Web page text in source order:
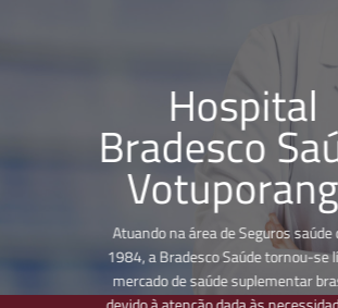
Hospital
Bradesco
Atuando na área de Seguros saúde
1984, a Bradesco Saúde tornou-se
mercado de saúde suplementar